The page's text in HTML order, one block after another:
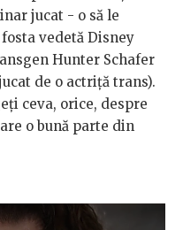
jucat - o să le
vedetă Disney
Hunter Schafer
de o actriță trans).
ceva, orice, despre
are o bună parte din